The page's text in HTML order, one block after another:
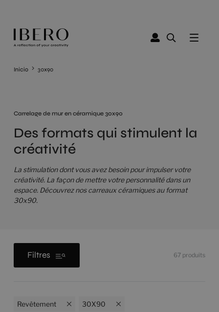
Inicio 30x90
Carrelage de mur en céramique 30x90
Des formats qui stimulent la
créativité
La stimulation dont vous avez besoin pour impulser votre
créativité. La façon de mettre votre personnalité dans un
espace. Découvrez nos carreaux céramiques au format
30x90.
Filtres 67 produits
Revêtement 30X90